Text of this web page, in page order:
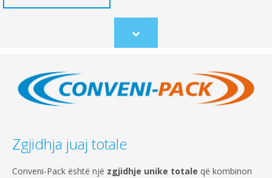
Scroll
to
Zgjidhja juaj totale
Conveni-Pack është një zgjidhje unike totale që kombinon